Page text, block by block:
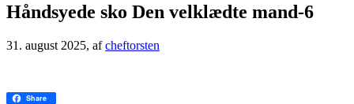
Håndsyede sko Den velklædte mand-6
31. august 2025, afcheftorsten
Share